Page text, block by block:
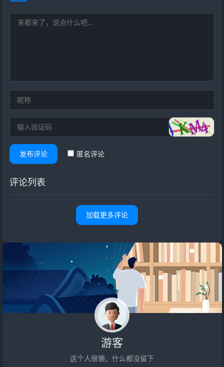
发布评论 匿名评论
评论列表
加载更多评论
游客
这个人很懒，什么都没留下